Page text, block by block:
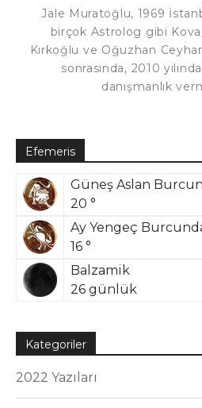
Jale Muratoğlu, 1969
birçok Astrolog gibi
Kırkoğlu ve Oğuzhan
sonrasında, 2010
danışmanlık
Efemeris
Güneş Aslan
20 °
Ay Yengeç
16 °
Balzamik
26 günlük
Kategoriler
2022 Yazıları